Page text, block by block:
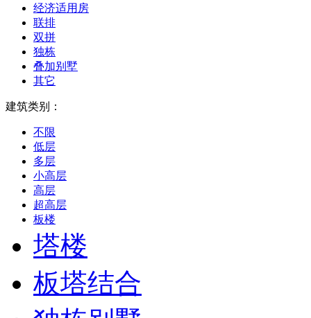
经济适用房
联排
双拼
独栋
叠加别墅
其它
建筑类别：
不限
低层
多层
小高层
高层
超高层
板楼
塔楼
板塔结合